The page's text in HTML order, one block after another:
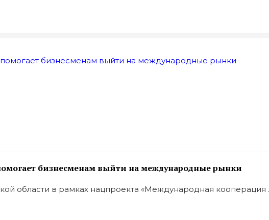
бизнесменам выйти на международные рынки
области в рамках нацпроекта «Международная кооперация